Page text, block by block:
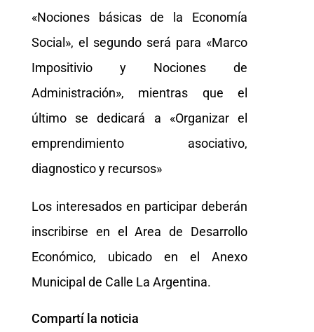
«Nociones básicas de la Economía
Social», el segundo será para «Marco
Impositivio y Nociones de
Administración», mientras que el
último se dedicará a «Organizar el
emprendimiento asociativo,
diagnostico y recursos»
Los interesados en participar deberán
inscribirse en el Area de Desarrollo
Económico, ubicado en el Anexo
Municipal de Calle La Argentina.
Compartí la noticia